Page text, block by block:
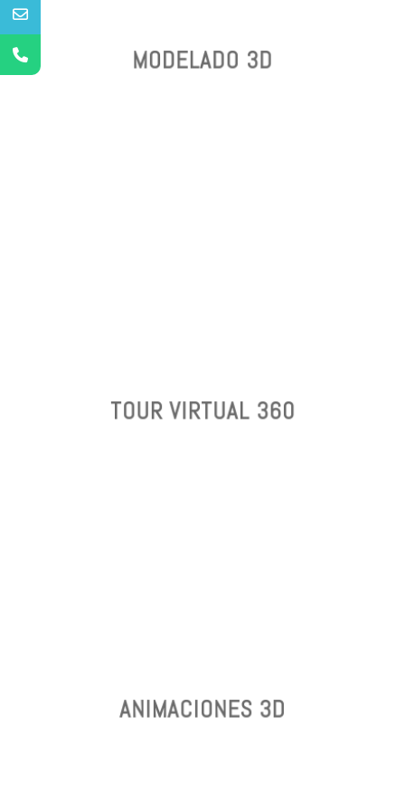
MODELADO 3D
TOUR VIRTUAL 360
TOUR VIRTUAL 360
ANIMACIONES 3D